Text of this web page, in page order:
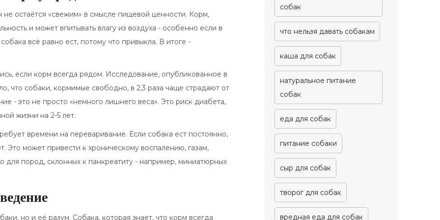
не остаётся «свежим» в смысле пищевой ценности. Корм,
и может впитывать влагу из воздуха - особенно если в
всё равно ест, потому что привыкла. В итоге -
если корм всегда рядом. Исследование, опубликованное в
что собаки, кормимые свободно, в 2,3 раза чаще страдают от
- это не просто «немного лишнего веса». Это риск диабета,
жизни на 2-5 лет.
времени на переваривание. Если собака ест постоянно,
может привести к хроническому воспалению, газам,
пород, склонных к панкреатиту - например, миниатюрных
но и её разум. Собака, которая знает, что корм всегда
собак
что нельзя давать собакам
каша для собак
натуральное питание
собак
еда для собак
питание собаки
сыр для собак
творог для собак
вредная еда для собак